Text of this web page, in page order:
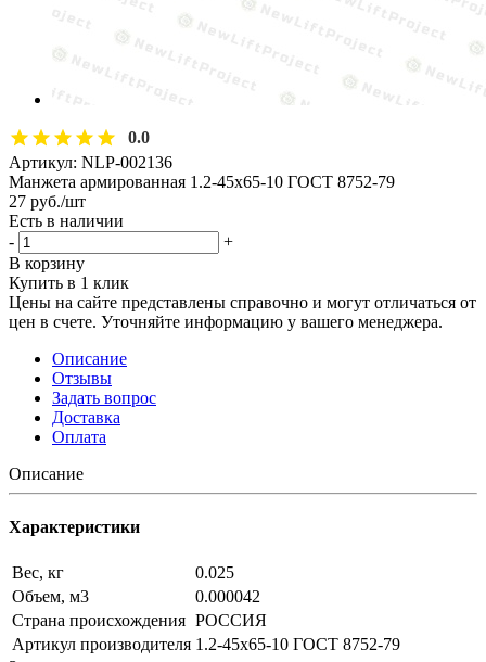
0.0
Артикул: NLP-002136
Манжета армированная 1.2-45х65-10 ГОСТ 8752-79
27 руб./шт
Есть в наличии
-
+
В корзину
Купить в 1 клик
Цены на сайте представлены справочно и могут отличаться от
цен в счете. Уточняйте информацию у вашего менеджера.
Описание
Отзывы
Задать вопрос
Доставка
Оплата
Описание
Характеристики
Вес, кг
0.025
Объем, м3
0.000042
Страна происхождения РОССИЯ
Артикул производителя 1.2-45х65-10 ГОСТ 8752-79